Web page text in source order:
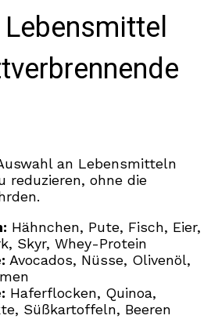
an Lebensmitteln
ohne die
Hähnchen, Pute, Fisch, Eier,
Skyr, Whey-Protein
Avocados, Nüsse, Olivenöl,
Haferflocken, Quinoa,
Süßkartoffeln, Beeren